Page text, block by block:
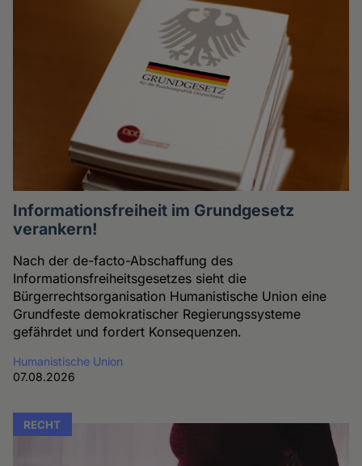
Informationsfreiheit im Grundgesetz
verankern!
Nach der de-facto-Abschaffung des
Informationsfreiheitsgesetzes sieht die
Bürgerrechtsorganisation Humanistische Union eine
Grundfeste demokratischer Regierungssysteme
gefährdet und fordert Konsequenzen.
Humanistische Union
07.08.2026
RECHT